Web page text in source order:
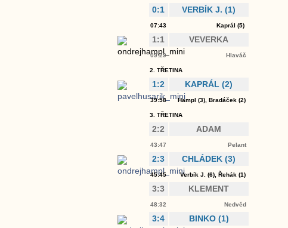
0:1 VERBÍK J. (1)
07:43 Kaprál (5)
1:1 VEVERKA
09:29 Hlaváč
2. TŘETINA
1:2 KAPRÁL (2)
39:58 Hampl (3), Bradáček(2)
3. TŘETINA
2:2 ADAM
43:47 Pelant
2:3 CHLÁDEK (3)
45:45 Verbík J. (6), Řehák(1)
3:3 KLEMENT
48:32 Nedvěd
3:4 BINKO(1)